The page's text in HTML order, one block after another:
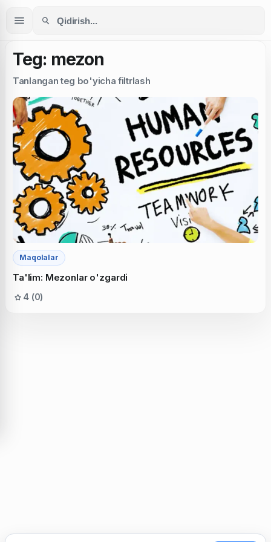
Teg: mezon
Tanlangan teg bo'yicha filtrlash
Maqolalar
Ta'lim: Mezonlar o'zgardi
4 (0)